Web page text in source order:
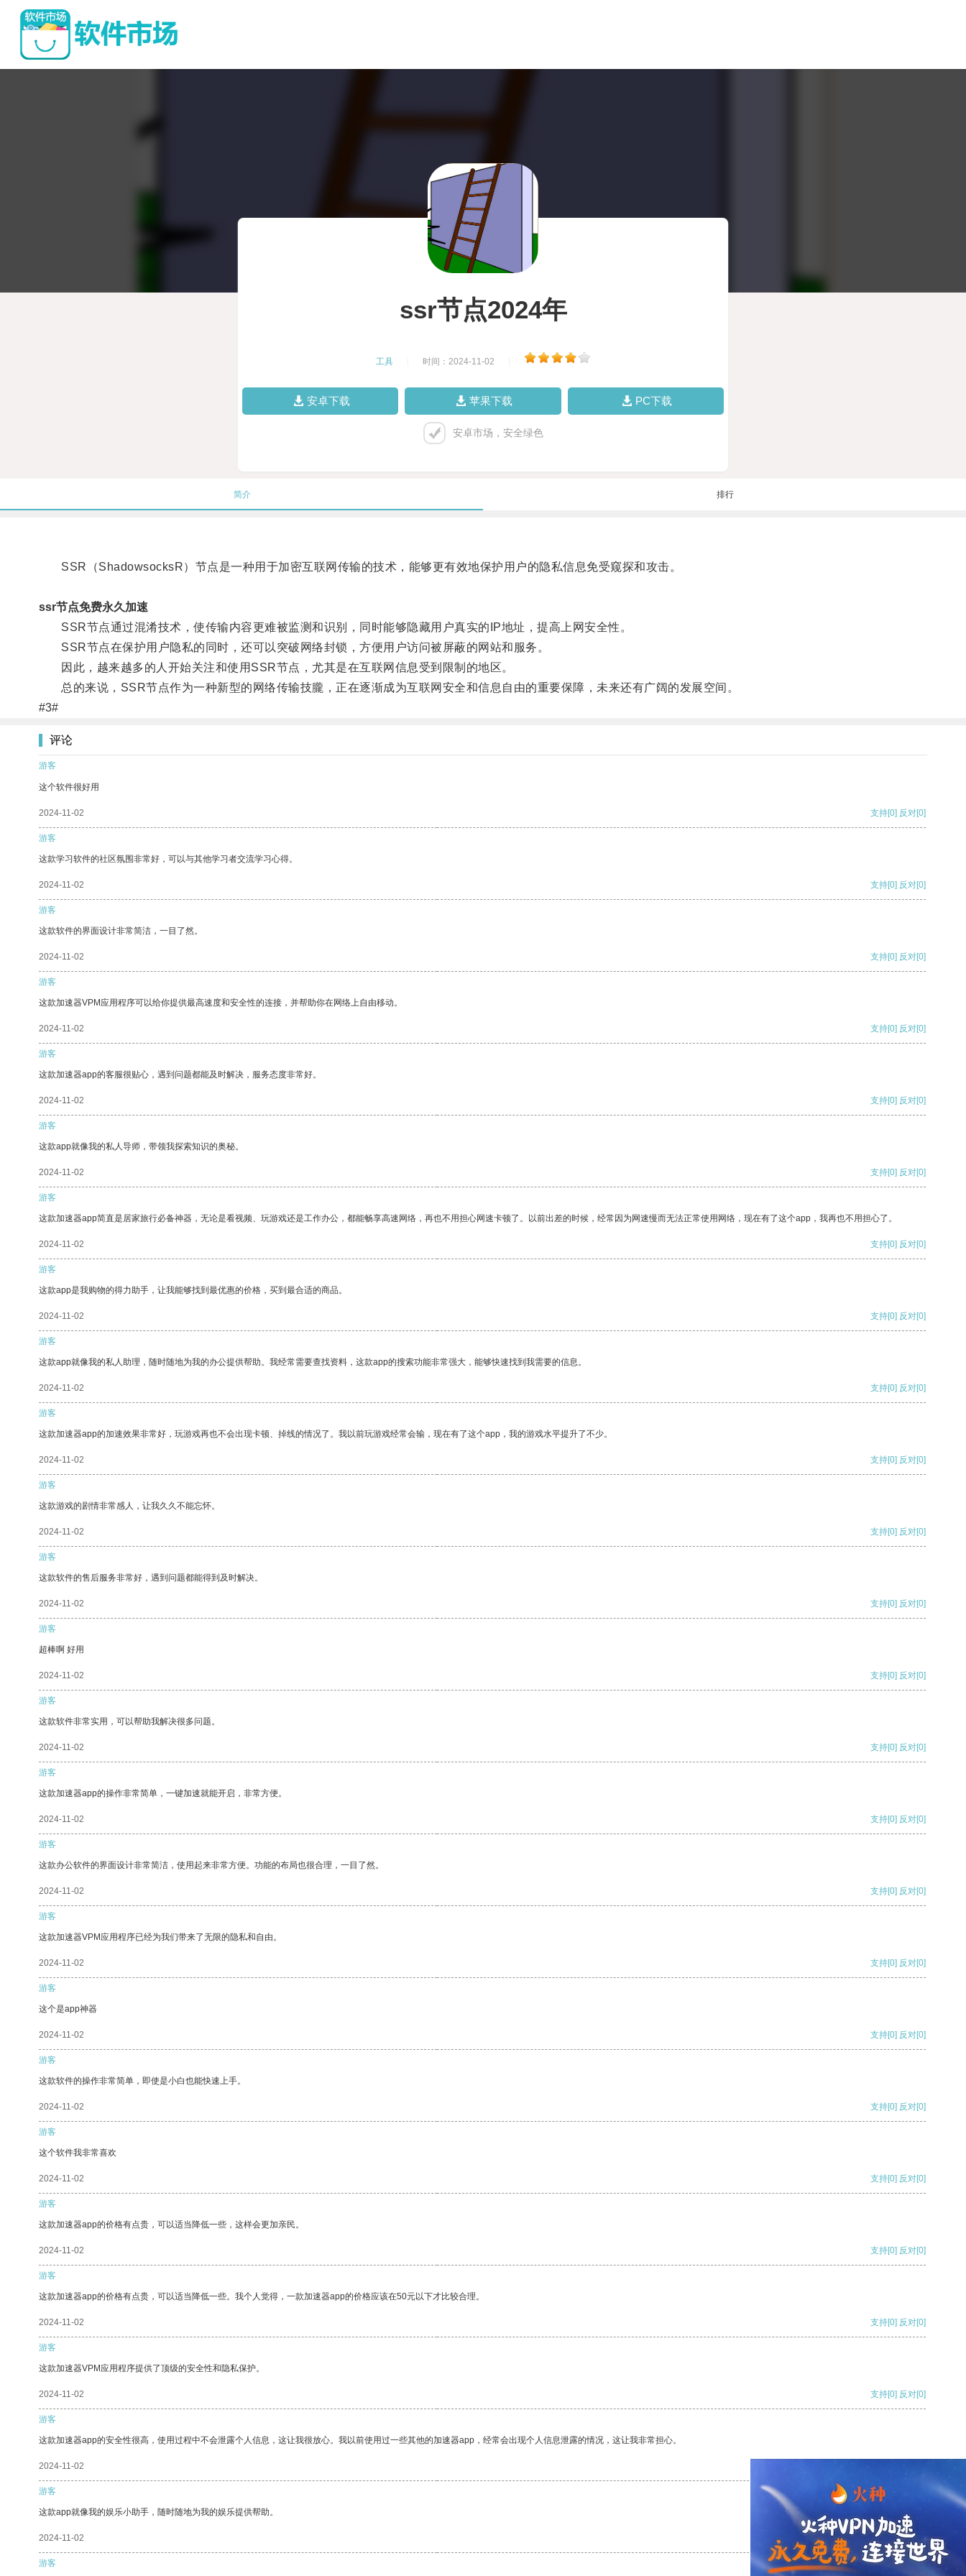
ssr节点2024年
工具 时间：2024-11-02
安卓下载 苹果下载 PC下载
安卓市场，安全绿色
简介 排行
SSR（ShadowsocksR）节点是一种用于加密互联网传输的技术，能够更有效地保护用户的隐私信息免受窥探和攻击。
ssr节点免费永久加速
SSR节点通过混淆技术，使传输内容更难被监测和识别，同时能够隐藏用户真实的IP地址，提高上网安全性。
SSR节点在保护用户隐私的同时，还可以突破网络封锁，方便用户访问被屏蔽的网站和服务。
因此，越来越多的人开始关注和使用SSR节点，尤其是在互联网信息受到限制的地区。
总的来说，SSR节点作为一种新型的网络传输技朧，正在逐渐成为互联网安全和信息自由的重要保障，未来还有广阔的发展空间。
#3#
评论
游客
这个软件很好用
2024-11-02 支持[0] 反对[0]
游客
这款学习软件的社区氛围非常好，可以与其他学习者交流学习心得。
2024-11-02 支持[0] 反对[0]
游客
这款软件的界面设计非常简洁，一目了然。
2024-11-02 支持[0] 反对[0]
游客
这款加速器VPM应用程序可以给你提供最高速度和安全性的连接，并帮助你在网络上自由移动。
2024-11-02 支持[0] 反对[0]
游客
这款加速器app的客服很贴心，遇到问题都能及时解决，服务态度非常好。
2024-11-02 支持[0] 反对[0]
游客
这款app就像我的私人导师，带领我探索知识的奥秘。
2024-11-02 支持[0] 反对[0]
游客
这款加速器app简直是居家旅行必备神器，无论是看视频、玩游戏还是工作办公，都能畅享高速网络，再也不用担心网速卡顿了。以前出差的时候，经常因为网速慢而无法正常使用网络，现在有了这个app，我再也不用担心了。
2024-11-02 支持[0] 反对[0]
游客
这款app是我购物的得力助手，让我能够找到最优惠的价格，买到最合适的商品。
2024-11-02 支持[0] 反对[0]
游客
这款app就像我的私人助理，随时随地为我的办公提供帮助。我经常需要查找资料，这款app的搜索功能非常强大，能够快速找到我需要的信息。
2024-11-02 支持[0] 反对[0]
游客
这款加速器app的加速效果非常好，玩游戏再也不会出现卡顿、掉线的情况了。我以前玩游戏经常会输，现在有了这个app，我的游戏水平提升了不少。
2024-11-02 支持[0] 反对[0]
游客
这款游戏的剧情非常感人，让我久久不能忘怀。
2024-11-02 支持[0] 反对[0]
游客
这款软件的售后服务非常好，遇到问题都能得到及时解决。
2024-11-02 支持[0] 反对[0]
游客
超棒啊 好用
2024-11-02 支持[0] 反对[0]
游客
这款软件非常实用，可以帮助我解决很多问题。
2024-11-02 支持[0] 反对[0]
游客
这款加速器app的操作非常简单，一键加速就能开启，非常方便。
2024-11-02 支持[0] 反对[0]
游客
这款办公软件的界面设计非常简洁，使用起来非常方便。功能的布局也很合理，一目了然。
2024-11-02 支持[0] 反对[0]
游客
这款加速器VPM应用程序已经为我们带来了无限的隐私和自由。
2024-11-02 支持[0] 反对[0]
游客
这个是app神器
2024-11-02 支持[0] 反对[0]
游客
这款软件的操作非常简单，即使是小白也能快速上手。
2024-11-02 支持[0] 反对[0]
游客
这个软件我非常喜欢
2024-11-02 支持[0] 反对[0]
游客
这款加速器app的价格有点贵，可以适当降低一些，这样会更加亲民。
2024-11-02 支持[0] 反对[0]
游客
这款加速器app的价格有点贵，可以适当降低一些。我个人觉得，一款加速器app的价格应该在50元以下才比较合理。
2024-11-02 支持[0] 反对[0]
游客
这款加速器VPM应用程序提供了顶级的安全性和隐私保护。
2024-11-02 支持[0] 反对[0]
游客
这款加速器app的安全性很高，使用过程中不会泄露个人信息，这让我很放心。我以前使用过一些其他的加速器app，经常会出现个人信息泄露的情况，这让我非常担心。
2024-11-02
游客
这款app就像我的娱乐小助手，随时随地为我的娱乐提供帮助。
2024-11-02 支持 [0] 反对 [0]
游客